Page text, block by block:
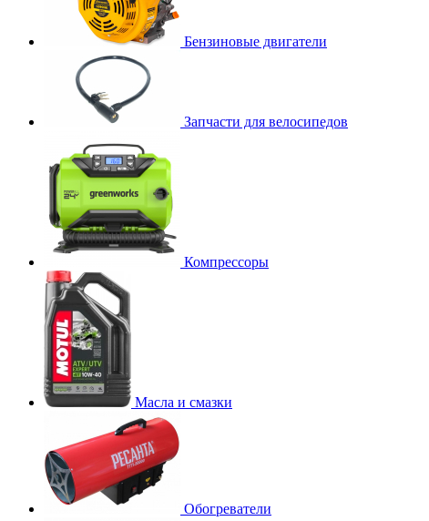
Бензиновые двигатели
Запчасти для велосипедов
Компрессоры
Масла и смазки
Обогреватели